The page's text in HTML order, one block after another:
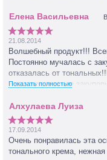
Я наношу дуофиброй
тоньше и приятнее коже.
21.08.2014
Волшебный продукт!!!
Постоянно мучалась с
отказалась от
кожу, при этом не
буду пользоваться дальше.
Показать полностью
17.09.2014
Очень понравилась эта
тонального крема,